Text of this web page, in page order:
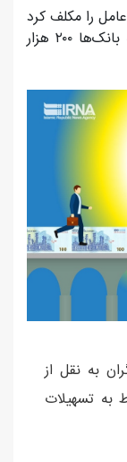
را مکلف کرد
برای کنترل تورم و رشد نقدینگی و ترازنامه بانک‌ها ۲۰۰ هزار
به نقل از
لایحه بودجه ۱۴۰۲ مربوط به تسهیلات